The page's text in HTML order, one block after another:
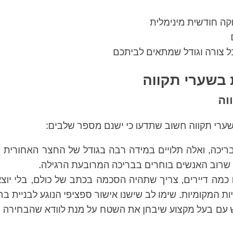
חודשית מינימלית
צורה וגודל שמתאים לביתכם
בשערי תקווה
תקווה חשוב שתדעו כי ישנם מספר שלבים:
ואלה תלויים במידה רבה בגודל של החצר
האנשים בוחרים בבריכה המרובעת הרגילה.
כמה דיירים, צריך שתהיה הסכמה בכתב של כולם, בלי
המקומיות. שימו לב שישנו אישור ספציפי הנוגע לבניית
עם בעל מקצוע שיבחן את השטח על מנת לוודא